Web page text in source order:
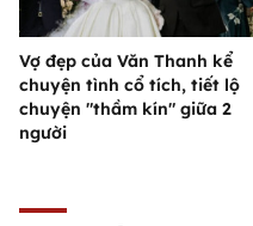
Vợ đẹp của Văn Thanh kể
chuyện tình cổ tích, tiết lộ
chuyện "thầm kín" giữa 2
người